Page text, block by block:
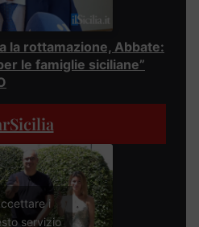
la rottamazione, Abbate:
le famiglie siciliane”
i
servizio